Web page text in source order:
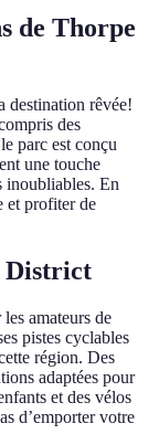
de Thorpe
destination rêvée!
des
parc est conçu
une touche
inoubliables. En
et profiter de
District
amateurs de
pistes cyclables
région. Des
adaptées pour
et des vélos
d’emporter votre